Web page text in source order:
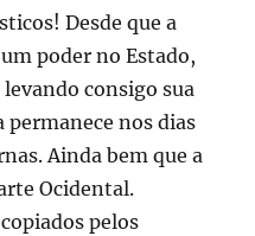
Desde que a
poder no Estado,
consigo sua
permanece nos dias
Ainda bem que a
Ocidental.
pelos